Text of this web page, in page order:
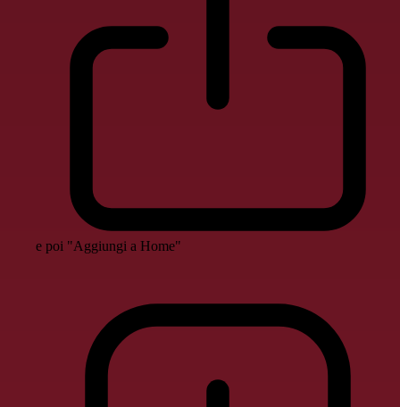
e poi "Aggiungi a Home"